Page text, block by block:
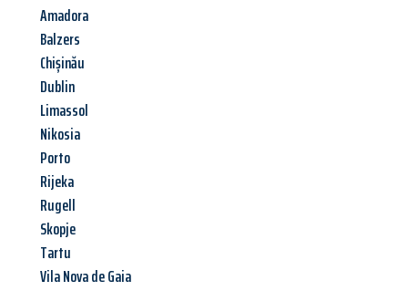
Amadora
Balzers
Chișinău
Dublin
Limassol
Nikosia
Porto
Rijeka
Rugell
Skopje
Tartu
Vila Nova de Gaia